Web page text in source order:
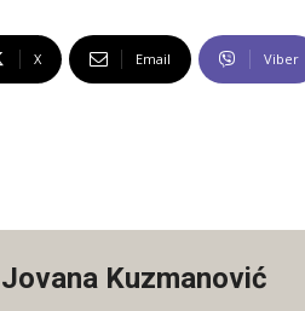
X Email Viber
Jovana Kuzmanović